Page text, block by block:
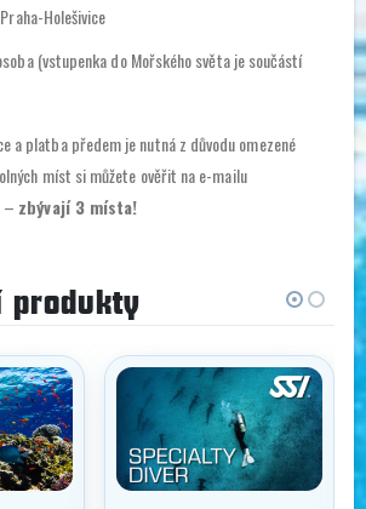
Holešivice
(vstupenka do Mořského světa je součástí
a platba předem je nutná z důvodu omezené
míst si můžete ověřit na e-mailu
– zbývají 3 místa!
produkty